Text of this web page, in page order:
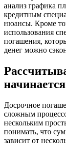
анализ графика
кредитным
нюансы. Кроме
использования
погашения,
денег можно
Досрочное
сложным
нескольким
понимать, что
зависит от